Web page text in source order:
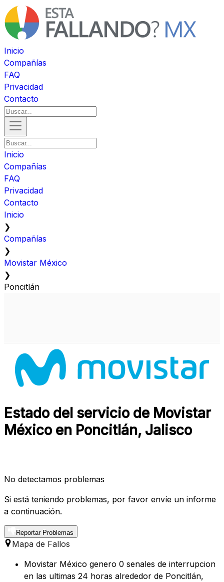
Inicio
Compañías
FAQ
Privacidad
Contacto
Inicio
Compañías
FAQ
Privacidad
Contacto
Inicio
❯
Compañías
❯
Movistar México
❯
Poncitlán
Estado del servicio de Movistar
México en Poncitlán, Jalisco
No detectamos problemas
Si está teniendo problemas, por favor envíe un informe
a continuación.
Reportar Problemas
Mapa de Fallos
Movistar México genero 0 senales de interrupcion
en las ultimas 24 horas alrededor de Poncitlán,